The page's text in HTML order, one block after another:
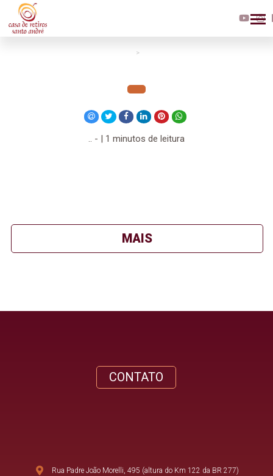
>
.. - | 1 minutos de leitura
MAIS
CONTATO
Rua Padre João Morelli, 495 (altura do Km 122 da BR 277)